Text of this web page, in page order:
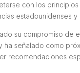
con los
estadounidenses
su compromiso de
señalado como
recomendaciones